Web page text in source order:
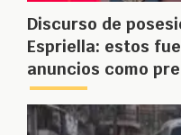
Discurso de
Espriella: estos
anuncios como